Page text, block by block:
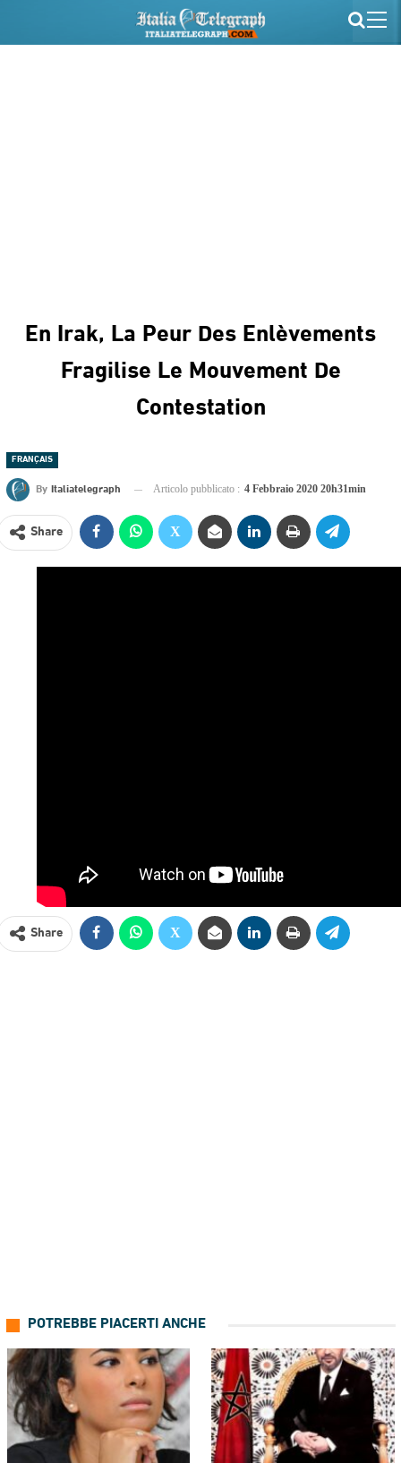
En Irak, La Peur Des Enlèvements
Fragilise Le Mouvement De
Contestation
FRANÇAIS
By Italiatelegraph Articolo pubblicato : 4 Febbraio 2020 20h31min
Share
Share
POTREBBE PIACERTI ANCHE